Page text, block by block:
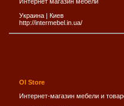
Украина | Киев
http://intermebel.in.ua/
Ol Store
Интернет-магазин мебели и